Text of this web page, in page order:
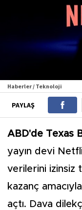
Haberler / Teknoloji
PAYLAŞ
ABD'de Texas
yayın devi
verilerini izinsiz
kazanç
açtı. Dava